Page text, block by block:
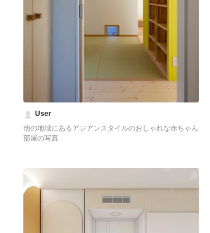
User
他の地域にあるアジアンスタイルのおしゃれな赤ちゃん
部屋の写真